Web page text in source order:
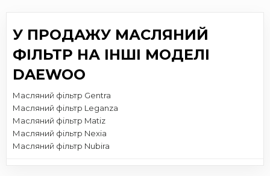
У ПРОДАЖУ МАСЛЯНИЙ
ФІЛЬТР НА ІНШІ МОДЕЛІ
DAEWOO
Масляний фільтр Gentra
Масляний фільтр Leganza
Масляний фільтр Matiz
Масляний фільтр Nexia
Масляний фільтр Nubira